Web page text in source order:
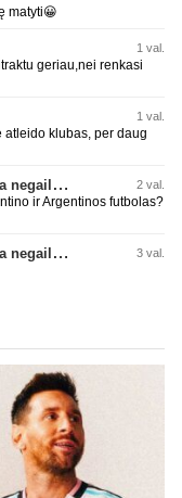
matyti😀
1 val.
geriau,nei renkasi
1 val.
atleido klubas, per daug
Argentinos federacijos prezidentas C. Tapia negailėjo pagyrų G. Infantino 2 val.
ir Argentinos futbolas?
Argentinos federacijos prezidentas C. Tapia negailėjo pagyrų G. Infantino 3 val.